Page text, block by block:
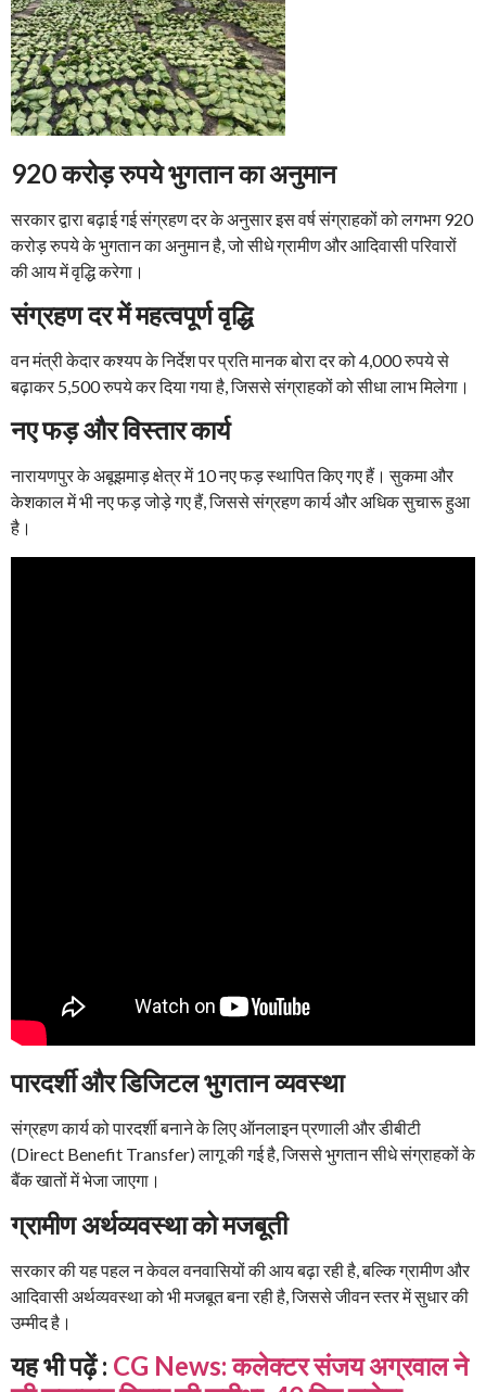
920 करोड़ रुपये भुगतान का अनुमान
सरकार द्वारा बढ़ाई गई संग्रहण दर के अनुसार इस वर्ष संग्राहकों को लगभग 920
करोड़ रुपये के भुगतान का अनुमान है, जो सीधे ग्रामीण और आदिवासी परिवारों
की आय में वृद्धि करेगा।
संग्रहण दर में महत्वपूर्ण वृद्धि
वन मंत्री केदार कश्यप के निर्देश पर प्रति मानक बोरा दर को 4,000 रुपये से
बढ़ाकर 5,500 रुपये कर दिया गया है, जिससे संग्राहकों को सीधा लाभ मिलेगा।
नए फड़ और विस्तार कार्य
नारायणपुर के अबूझमाड़ क्षेत्र में 10 नए फड़ स्थापित किए गए हैं। सुकमा और
केशकाल में भी नए फड़ जोड़े गए हैं, जिससे संग्रहण कार्य और अधिक सुचारू हुआ
है।
पारदर्शी और डिजिटल भुगतान व्यवस्था
संग्रहण कार्य को पारदर्शी बनाने के लिए ऑनलाइन प्रणाली और डीबीटी
(Direct Benefit Transfer) लागू की गई है, जिससे भुगतान सीधे संग्राहकों के
बैंक खातों में भेजा जाएगा।
ग्रामीण अर्थव्यवस्था को मजबूती
सरकार की यह पहल न केवल वनवासियों की आय बढ़ा रही है, बल्कि ग्रामीण और
आदिवासी अर्थव्यवस्था को भी मजबूत बना रही है, जिससे जीवन स्तर में सुधार की
उम्मीद है।
यह भी पढ़ें : CG News: कलेक्टर संजय अग्रवाल ने